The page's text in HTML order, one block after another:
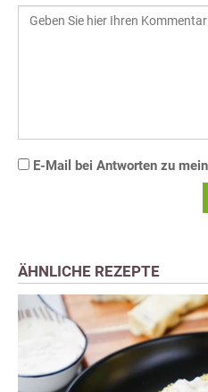
E-Mail bei Antworten zu
ÄHNLICHE REZEPTE